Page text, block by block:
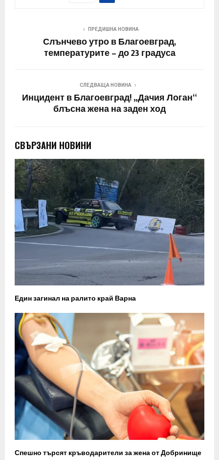
ПРЕДИШНА НОВИНА
Слънчево утро в Благоевград,
температурите – до 23 градуса
СЛЕДВАЩА НОВИНА
Инцидент в Благоевград! „Дачия Логан“
блъсна жена на заден ход
СВЪРЗАНИ НОВИНИ
Един загинал на ралито край Варна
Спешно търсят кръводарители за жена от Добринище